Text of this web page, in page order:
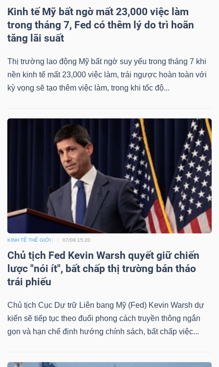
Kinh tế Mỹ bất ngờ mất 23,000 việc làm
trong tháng 7, Fed có thêm lý do trì hoãn
tăng lãi suất
Thị trường lao động Mỹ bất ngờ suy yếu trong tháng 7 khi
nền kinh tế mất 23,000 việc làm, trái ngược hoàn toàn với
kỳ vọng sẽ tạo thêm việc làm, trong khi tốc độ...
KINH TẾ THẾ GIỚI 07/08 15:20
Chủ tịch Fed Kevin Warsh quyết giữ chiến
lược "nói ít", bất chấp thị trường bán tháo
trái phiếu
Chủ tịch Cục Dự trữ Liên bang Mỹ (Fed) Kevin Warsh dự
kiến sẽ tiếp tục theo đuổi phong cách truyền thông ngắn
gọn và hạn chế định hướng chính sách, bất chấp việc...